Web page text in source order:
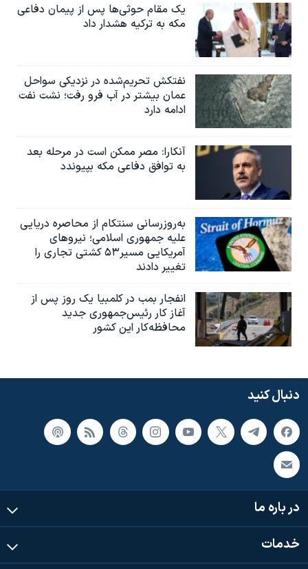
یک مقام حوثی‌ها پس از پیمان دفاعی
مکه به ترکیه هشدار داد
نفتکش تحریم‌شده در نزدیکی سواحل
عمان بیشتر در آب فرو رفت؛ نشت نفت
ادامه دارد
آنکارا: مصر ممکن است در مرحله بعد
به توافق دفاعی مکه بپیوندد
به‌روزرسانی سنتکام از محاصره دریایی
علیه جمهوری اسلامی؛ نیروهای
آمریکایی مسیر۵۳ کشتی تجاری را
تغییر دادند
انفجار بمب‌‌ در کلمبیا یک روز پس از
آغاز کار رئیس‌جمهوری جدید
محافظه‌کار این کشور
دنبال کنید
در باره ما
خدمات